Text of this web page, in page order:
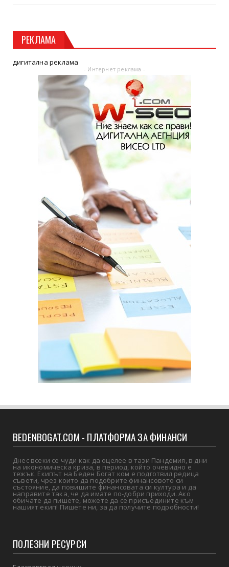
РЕКЛАМА
дигитална реклама
- Интернет реклама -
BEDENBOGAT.COM - ПЛАТФОРМА ЗА ФИНАНСИ
Днес всеки се чуди как да оцелее в тази Пандемия, в дни
на икономическа криза, в период, който очевидно е
тежък. Екипът на Беден Богат ком е подготвил редица
съвети, чрез които да подобрите финансовото си
състояние, да повишите финансовата си култура и да
направите така, че да имате по-добри приходи. Ако
обичате да пишете, можете да се присъедините към
нашият екип! Пишете ни, за да получите подробности!
ПОЛЕЗНИ РЕСУРСИ